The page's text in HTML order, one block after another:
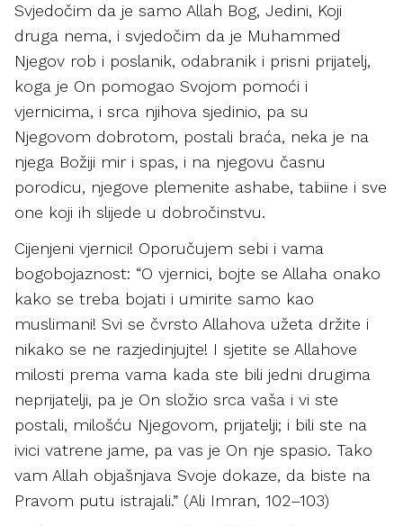
Svjedočim da je samo Allah Bog, Jedini, Koji
druga nema, i svjedočim da je Muhammed
Njegov rob i poslanik, odabranik i prisni prijatelj,
koga je On pomogao Svojom pomoći i
vjernicima, i srca njihova sjedinio, pa su
Njegovom dobrotom, postali braća, neka je na
njega Božiji mir i spas, i na njegovu časnu
porodicu, njegove plemenite ashabe, tabiine i sve
one koji ih slijede u dobročinstvu.
Cijenjeni vjernici! Oporučujem sebi i vama
bogobojaznost: “O vjernici, bojte se Allaha onako
kako se treba bojati i umirite samo kao
muslimani! Svi se čvrsto Allahova užeta držite i
nikako se ne razjedinjujte! I sjetite se Allahove
milosti prema vama kada ste bili jedni drugima
neprijatelji, pa je On složio srca vaša i vi ste
postali, milošću Njegovom, prijatelji; i bili ste na
ivici vatrene jame, pa vas je On nje spasio. Tako
vam Allah objašnjava Svoje dokaze, da biste na
Pravom putu istrajali.” (Ali Imran, 102–103)